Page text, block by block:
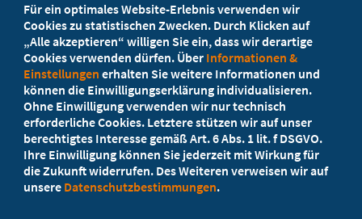
Ihr Landesverband berät Sie!
Ansprechpartner
Werden Sie jetzt Mitglied
5 Vorteile einer MB-Mitgliedschaft
Für ein optimales Website-Erlebnis verwenden wir
Cookies zu statistischen Zwecken. Durch Klicken auf
„Alle akzeptieren“ willigen Sie ein, dass wir derartige
Cookies verwenden dürfen. Über Informationen &
Einstellungen erhalten Sie weitere Informationen und
können die Einwilligungserklärung individualisieren.
Ohne Einwilligung verwenden wir nur technisch
erforderliche Cookies. Letztere stützen wir auf unser
berechtigtes Interesse gemäß Art. 6 Abs. 1 lit. f DSGVO.
Ihre Einwilligung können Sie jederzeit mit Wirkung für
die Zukunft widerrufen. Des Weiteren verweisen wir auf
unsere Datenschutzbestimmungen.